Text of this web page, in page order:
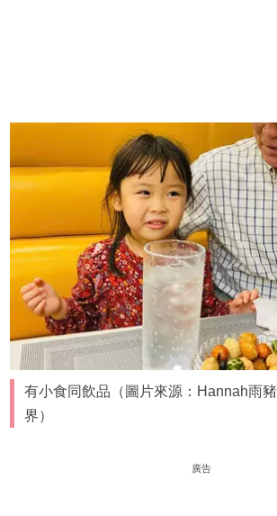
有小食同飲品（圖片來源：Hannah雨
界）
廣告